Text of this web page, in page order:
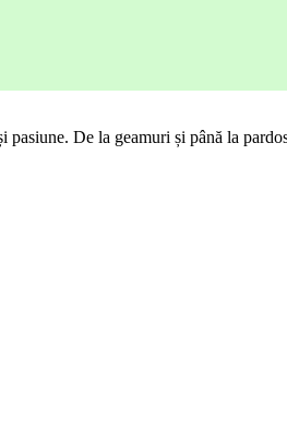
De la geamuri și până la